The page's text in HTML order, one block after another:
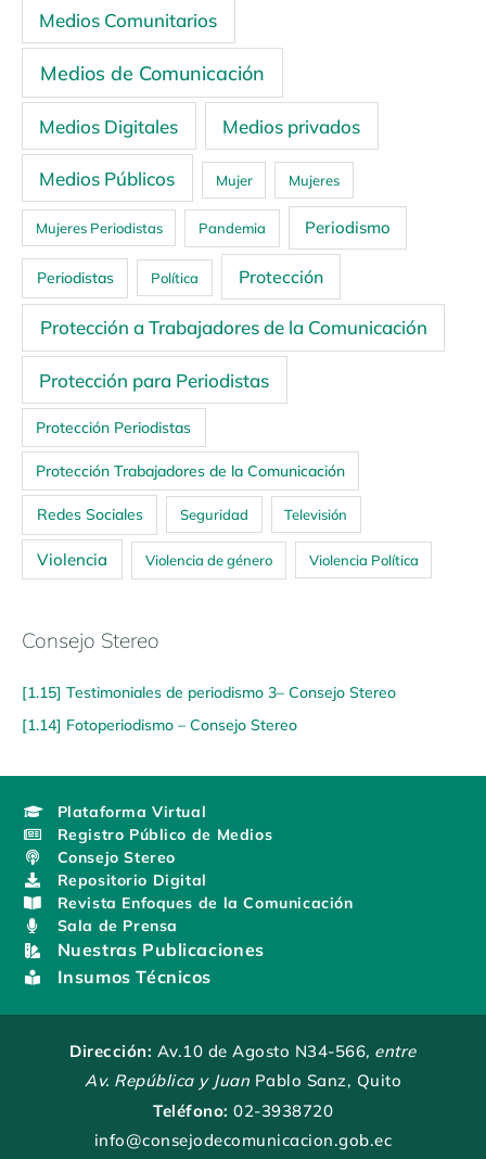
Medios Comunitarios
Medios de Comunicación
Medios Digitales Medios privados
Medios Públicos Mujer Mujeres
Mujeres Periodistas Pandemia Periodismo
Periodistas Política Protección
Protección a Trabajadores de la Comunicación
Protección para Periodistas
Protección Periodistas
Protección Trabajadores de la Comunicación
Redes Sociales Seguridad Televisión
Violencia Violencia de género Violencia Política
Consejo Stereo
[1.15] Testimoniales de periodismo 3– Consejo Stereo
[1.14] Fotoperiodismo – Consejo Stereo
Plataforma Virtual
Registro Público de Medios
Consejo Stereo
Repositorio Digital
Revista Enfoques de la Comunicación
Sala de Prensa
Nuestras Publicaciones
Insumos Técnicos
Dirección: Av.10 de Agosto N34-566, entre
Av. República y Juan Pablo Sanz, Quito
Teléfono: 02-3938720
info@consejodecomunicacion.gob.ec